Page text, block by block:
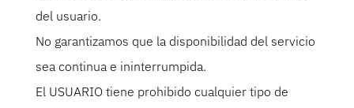
del usuario.
No garantizamos que la disponibilidad del servicio
sea continua e ininterrumpida.
El USUARIO tiene prohibido cualquier tipo de